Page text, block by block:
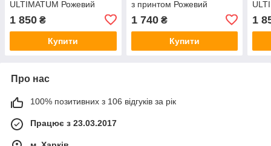
ULTIMATUM Рожевий
1 850 ₴
Купити
з принтом Рожевий
1 740₴
Купити
1
Про нас
100% позитивних з 106 відгуків за рік
Працює з 23.03.2017